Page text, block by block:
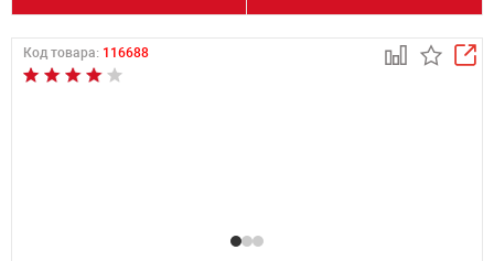
Код товара: 116688